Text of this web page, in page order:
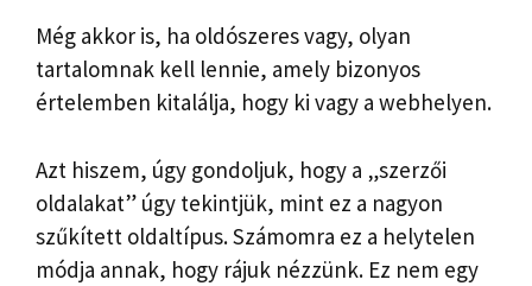
Még akkor is, ha oldószeres vagy, olyan
tartalomnak kell lennie, amely bizonyos
értelemben kitalálja, hogy ki vagy a webhelyen.
Azt hiszem, úgy gondoljuk, hogy a „szerzői
oldalakat” úgy tekintjük, mint ez a nagyon
szűkített oldaltípus. Számomra ez a helytelen
módja annak, hogy rájuk nézzünk. Ez nem egy